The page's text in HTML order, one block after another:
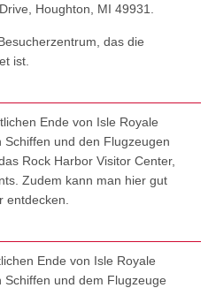
Houghton, MI 49931.
das die
ist.
Ende von Isle Royale
und den Flugzeugen
Rock Harbor Visitor Center,
Zudem kann man hier gut
entdecken.
Ende von Isle Royale
und dem Flugzeuge